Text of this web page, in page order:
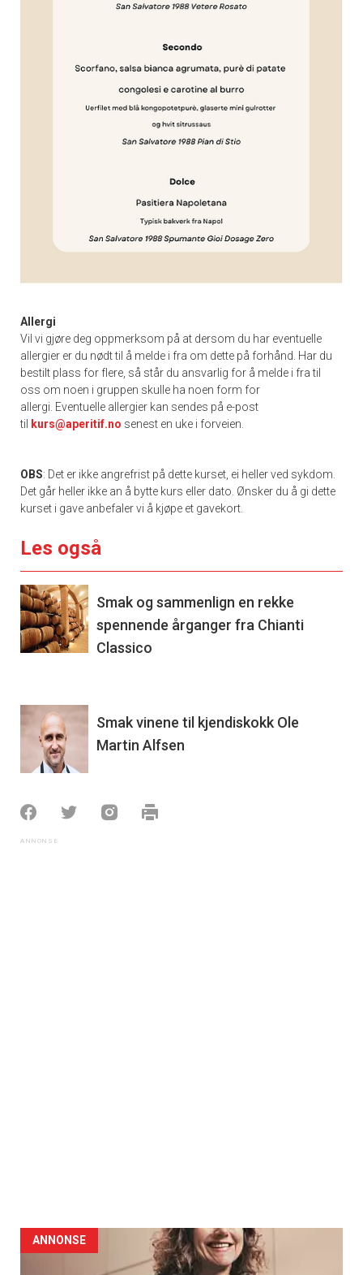
Allergi
Vil vi gjøre deg oppmerksom på at dersom du har eventuelle
allergier er du nødt til å melde i fra om dette på forhånd. Har du
bestilt plass for flere, så står du ansvarlig for å melde i fra til
oss om noen i gruppen skulle ha noen form for
allergi. Eventuelle allergier kan sendes på e-post
til kurs@aperitif.no senest en uke i forveien.
OBS: Det er ikke angrefrist på dette kurset, ei heller ved sykdom.
Det går heller ikke an å bytte kurs eller dato. Ønsker du å gi dette
kurset i gave anbefaler vi å kjøpe et gavekort.
Les også
Smak og sammenlign en rekke
spennende årganger fra Chianti
Classico
Smak vinene til kjendiskokk Ole
Martin Alfsen
ANNONSE